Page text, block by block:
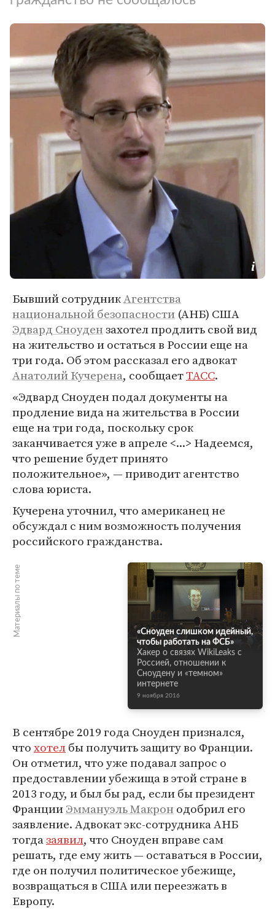
Бывший сотрудникАгентства
национальной безопасности (АНБ) США
Эдвард Сноудензахотел продлить свой вид
на жительство и остаться в России еще на
три года. Об этом рассказал его адвокат
Анатолий Кучерена, сообщаетТАСС.
«Эдвард Сноуден подал документы на
продление вида на жительства в России
еще на три года, поскольку срок
заканчивается уже в апреле <...> Надеемся,
что решение будет принято
положительное», — приводит агентство
слова юриста.
Кучерена уточнил, что американец не
обсуждал с ним возможность получения
российского гражданства.
Материалы по теме
«Сноуден слишком идейный,
чтобы работать на ФСБ»
Хакер о связях WikiLeaks с
Россией, отношении к
Сноудену и «темном»
интернете
9 ноября 2016
В сентябре 2019 года Сноуден признался,
чтохотелбы получить защиту во Франции.
Он отметил, что уже подавал запрос о
предоставлении убежища в этой стране в
2013 году, и был бы рад, если бы президент
ФранцииЭммануэль Макрон одобрил его
заявление. Адвокат экс-сотрудника АНБ
тогдазаявил, что Сноуден вправе сам
решать, где ему жить — оставаться в России,
где он получил политическое убежище,
возвращаться в США или переезжать в
Европу.